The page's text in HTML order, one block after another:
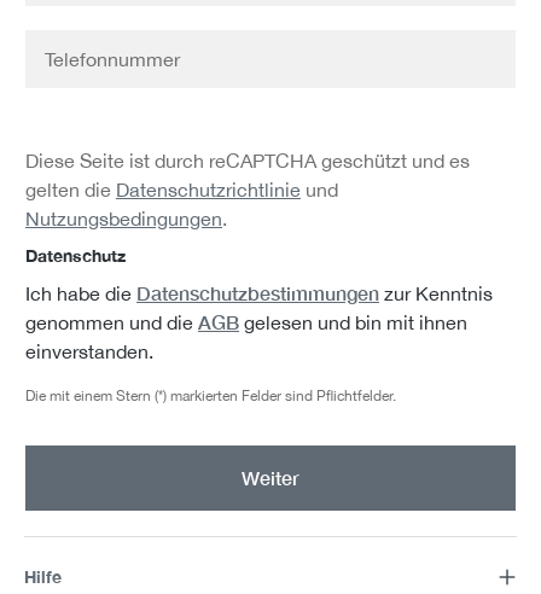
Telefonnummer
Diese Seite ist durch reCAPTCHA geschützt und es
gelten die Datenschutzrichtlinie und
Nutzungsbedingungen.
Datenschutz
Ich habe die Datenschutzbestimmungen zur Kenntnis
genommen und die AGB gelesen und bin mit ihnen
einverstanden.
Die mit einem Stern (*) markierten Felder sind Pflichtfelder.
Weiter
Hilfe